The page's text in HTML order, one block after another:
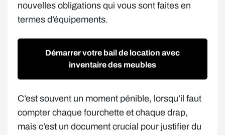
nouvelles obligations qui vous sont faites en
termes d’équipements.
Démarrer votre bail de location avec
inventaire des meubles
C’est souvent un moment pénible, lorsqu’il faut
compter chaque fourchette et chaque drap,
mais c’est un document crucial pour justifier du